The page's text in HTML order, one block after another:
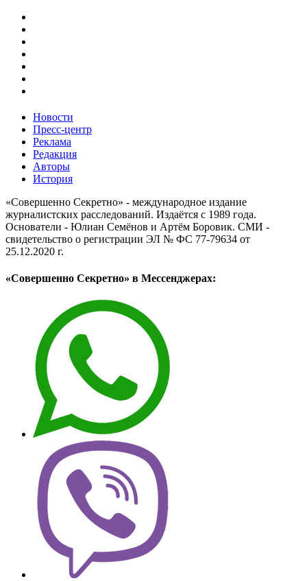
Новости
Пресс-центр
Реклама
Редакция
Авторы
История
«Совершенно Секретно» - международное издание
журналистских расследований. Издаётся с 1989 года.
Основатели - Юлиан Семёнов и Артём Боровик. CМИ -
свидетельство о регистрации ЭЛ № ФС 77-79634 от
25.12.2020 г.
«Совершенно Секретно» в Мессенджерах: